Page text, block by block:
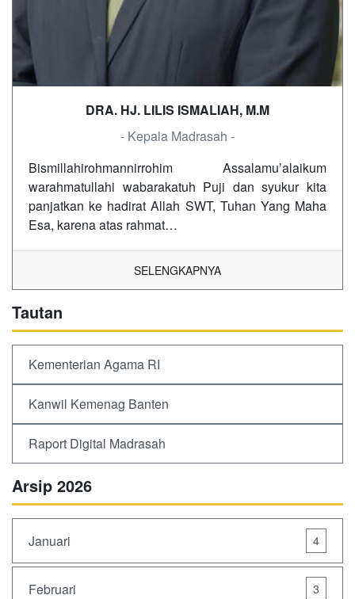
DRA. HJ. LILIS ISMALIAH, M.M
- Kepala Madrasah -
Bismillahirohmannirrohim Assalamu’alaikum
warahmatullahi wabarakatuh Puji dan syukur kita
panjatkan ke hadirat Allah SWT, Tuhan Yang Maha
Esa, karena atas rahmat…
SELENGKAPNYA
Tautan
Kementerian Agama RI
Kanwil Kemenag Banten
Raport Digital Madrasah
Arsip 2026
Januari 4
Februari 3